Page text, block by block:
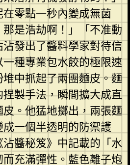
在零點一秒內變成無菌
是浩劫啊！」「不准動
發出了醬料學家對待信
種專業包水餃的極限速
中抓起了兩團麵皮。麵
製手法，瞬間擴大成直
。他猛地擲出，兩張麵
一個半透明的防禦護
醬秘笈》中記載的「水
充滿彈性。藍色離子炮